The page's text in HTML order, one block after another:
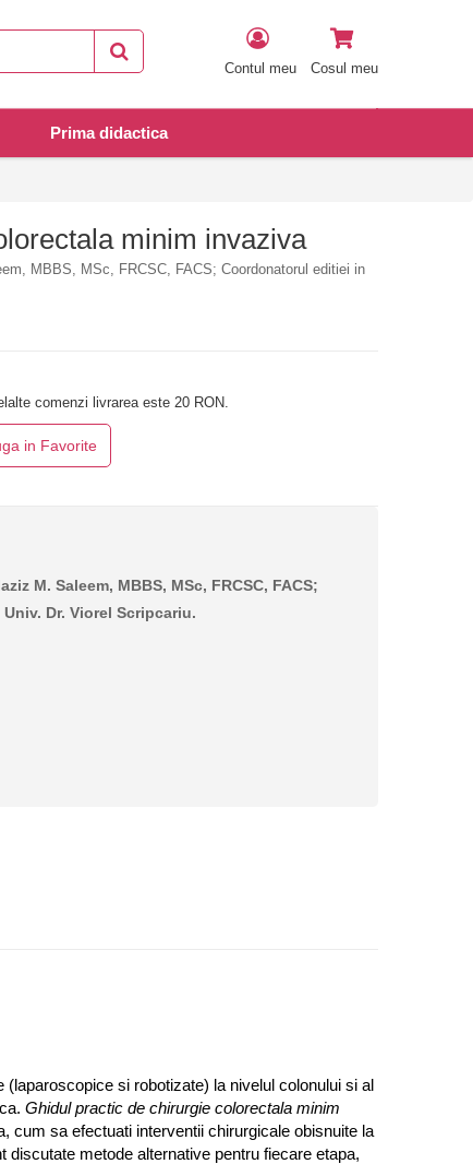
Contul meu Cosul meu
Prima didactica
minim invaziva
MBBS, MSc, FRCSC, FACS; Coordonatorul editiei in
comenzi livrarea este 20 RON.
in Favorite
M. Saleem, MBBS, MSc, FRCSC, FACS;
Dr. Viorel Scripcariu.
si robotizate) la nivelul colonului si al
Ghidul practic de chirurgie colorectala minim
cum sa efectuati interventii chirurgicale obisnuite la
metode alternative pentru fiecare etapa,